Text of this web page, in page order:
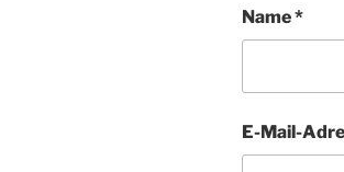
Name*
E-Mail-